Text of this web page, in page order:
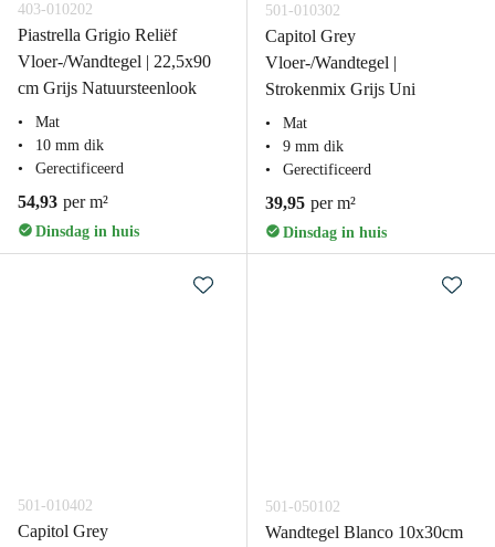
403-010202
Piastrella Grigio Reliëf
Vloer-/Wandtegel | 22,5x90
cm Grijs Natuursteenlook
Mat
10 mm dik
Gerectificeerd
54,93 per m²
Dinsdag in huis
501-010302
Capitol Grey
Vloer-/Wandtegel |
Strokenmix Grijs Uni
Mat
9 mm dik
Gerectificeerd
39,95 per m²
Dinsdag in huis
501-010402
Capitol Grey
501-050102
Wandtegel Blanco 10x30cm